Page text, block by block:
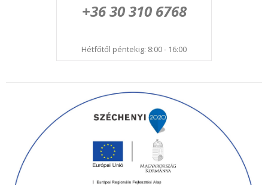
+36 30 310 6768
Hétfőtől péntekig: 8:00 - 16:00